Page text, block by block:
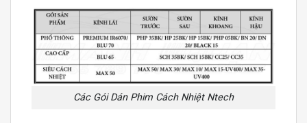
Các Gói Dán Phim Cách Nhiệt Ntech